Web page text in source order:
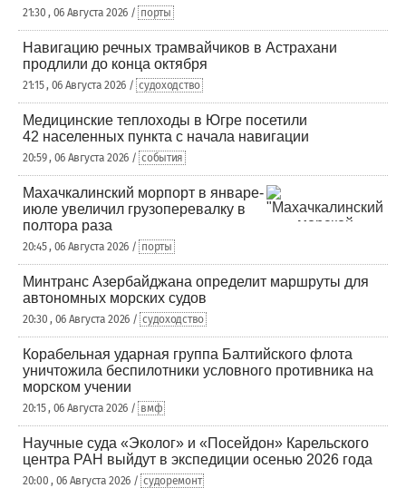
21:30 , 06 Августа 2026 / порты
Навигацию речных трамвайчиков в Астрахани
продлили до конца октября
21:15 , 06 Августа 2026 / судоходство
Медицинские теплоходы в Югре посетили
42 населенных пункта с начала навигации
20:59 , 06 Августа 2026 / события
Махачкалинский морпорт в январе-
июле увеличил грузоперевалку в
полтора раза
20:45 , 06 Августа 2026 / порты
Минтранс Азербайджана определит маршруты для
автономных морских судов
20:30 , 06 Августа 2026 / судоходство
Корабельная ударная группа Балтийского флота
уничтожила беспилотники условного противника на
морском учении
20:15 , 06 Августа 2026 / вмф
Научные суда «Эколог» и «Посейдон» Карельского
центра РАН выйдут в экспедиции осенью 2026 года
20:00 , 06 Августа 2026 / судоремонт